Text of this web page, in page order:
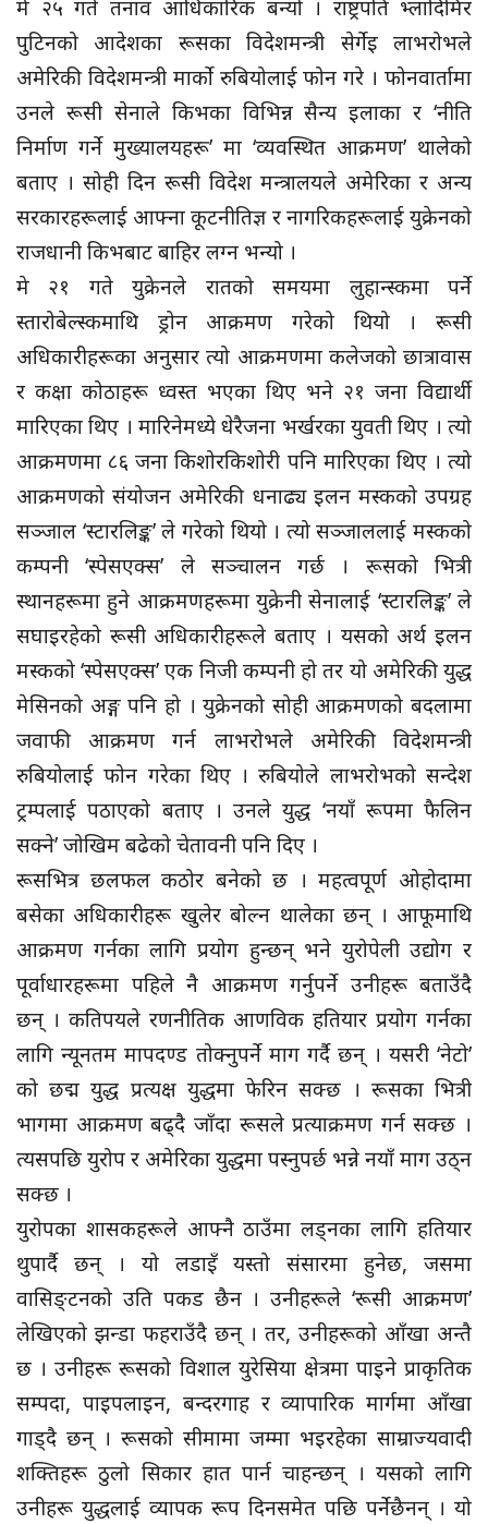
मे २५ गते तनाव आधिकारिक बन्यो । राष्ट्रपति भ्लादिमिर
पुटिनको आदेशका रूसका विदेशमन्त्री सेर्गेइ लाभरोभले
अमेरिकी विदेशमन्त्री मार्को रुबियोलाई फोन गरे । फोनवार्तामा
उनले रूसी सेनाले किभका विभिन्न सैन्य इलाका र ‘नीति
निर्माण गर्ने मुख्यालयहरू’ मा ‘व्यवस्थित आक्रमण’ थालेको
बताए । सोही दिन रूसी विदेश मन्त्रालयले अमेरिका र अन्य
सरकारहरूलाई आफ्ना कूटनीतिज्ञ र नागरिकहरूलाई युक्रेनको
राजधानी किभबाट बाहिर लग्न भन्यो ।
मे २१ गते युक्रेनले रातको समयमा लुहान्स्कमा पर्ने
स्तारोबेल्स्कमाथि ड्रोन आक्रमण गरेको थियो । रूसी
अधिकारीहरूका अनुसार त्यो आक्रमणमा कलेजको छात्रावास
र कक्षा कोठाहरू ध्वस्त भएका थिए भने २१ जना विद्यार्थी
मारिएका थिए । मारिनेमध्ये धेरैजना भर्खरका युवती थिए । त्यो
आक्रमणमा ८६ जना किशोरकिशोरी पनि मारिएका थिए । त्यो
आक्रमणको संयोजन अमेरिकी धनाढ्य इलन मस्कको उपग्रह
सञ्जाल ‘स्टारलिङ्क’ ले गरेको थियो । त्यो सञ्जाललाई मस्कको
कम्पनी ‘स्पेसएक्स’ ले सञ्चालन गर्छ । रूसको भित्री
स्थानहरूमा हुने आक्रमणहरूमा युक्रेनी सेनालाई ‘स्टारलिङ्क’ ले
सघाइरहेको रूसी अधिकारीहरूले बताए । यसको अर्थ इलन
मस्कको ‘स्पेसएक्स’ एक निजी कम्पनी हो तर यो अमेरिकी युद्ध
मेसिनको अङ्ग पनि हो । युक्रेनको सोही आक्रमणको बदलामा
जवाफी आक्रमण गर्न लाभरोभले अमेरिकी विदेशमन्त्री
रुबियोलाई फोन गरेका थिए । रुबियोले लाभरोभको सन्देश
ट्रम्पलाई पठाएको बताए । उनले युद्ध ‘नयाँ रूपमा फैलिन
सक्ने’ जोखिम बढेको चेतावनी पनि दिए ।
रूसभित्र छलफल कठोर बनेको छ । महत्वपूर्ण ओहोदामा
बसेका अधिकारीहरू खुलेर बोल्न थालेका छन् । आफूमाथि
आक्रमण गर्नका लागि प्रयोग हुन्छन् भने युरोपेली उद्योग र
पूर्वाधारहरूमा पहिले नै आक्रमण गर्नुपर्ने उनीहरू बताउँदै
छन् । कतिपयले रणनीतिक आणविक हतियार प्रयोग गर्नका
लागि न्यूनतम मापदण्ड तोक्नुपर्ने माग गर्दै छन् । यसरी ‘नेटो’
को छद्म युद्ध प्रत्यक्ष युद्धमा फेरिन सक्छ । रूसका भित्री
भागमा आक्रमण बढ्दै जाँदा रूसले प्रत्याक्रमण गर्न सक्छ ।
त्यसपछि युरोप र अमेरिका युद्धमा पस्नुपर्छ भन्ने नयाँ माग उठ्न
सक्छ ।
युरोपका शासकहरूले आफ्नै ठाउँमा लड्नका लागि हतियार
थुपार्दै छन् । यो लडाइँ यस्तो संसारमा हुनेछ, जसमा
वासिङ्टनको उति पकड छैन । उनीहरूले ‘रूसी आक्रमण’
लेखिएको झन्डा फहराउँदै छन् । तर, उनीहरूको आँखा अन्तै
छ । उनीहरू रूसको विशाल युरेसिया क्षेत्रमा पाइने प्राकृतिक
सम्पदा, पाइपलाइन, बन्दरगाह र व्यापारिक मार्गमा आँखा
गाड्दै छन् । रूसको सीमामा जम्मा भइरहेका साम्राज्यवादी
शक्तिहरू ठुलो सिकार हात पार्न चाहन्छन् । यसको लागि
उनीहरू युद्धलाई व्यापक रूप दिनसमेत पछि पर्नेछैनन् । यो